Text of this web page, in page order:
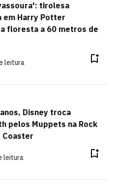
tirolesa
em Harry Potter
floresta a 60 metros de
leitura
Disney troca
pelos Muppets na Rock
Coaster
leitura